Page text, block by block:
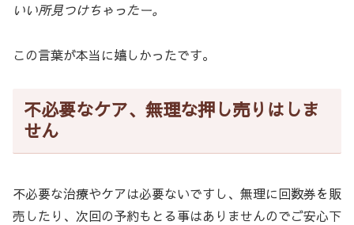
いい所見つけちゃったー。
この言葉が本当に嬉しかったです。
不必要なケア、無理な押し売りはしま
せん
不必要な治療やケアは必要ないですし、無理に回数券を販
売したり、次回の予約もとる事はありませんのでご安心下